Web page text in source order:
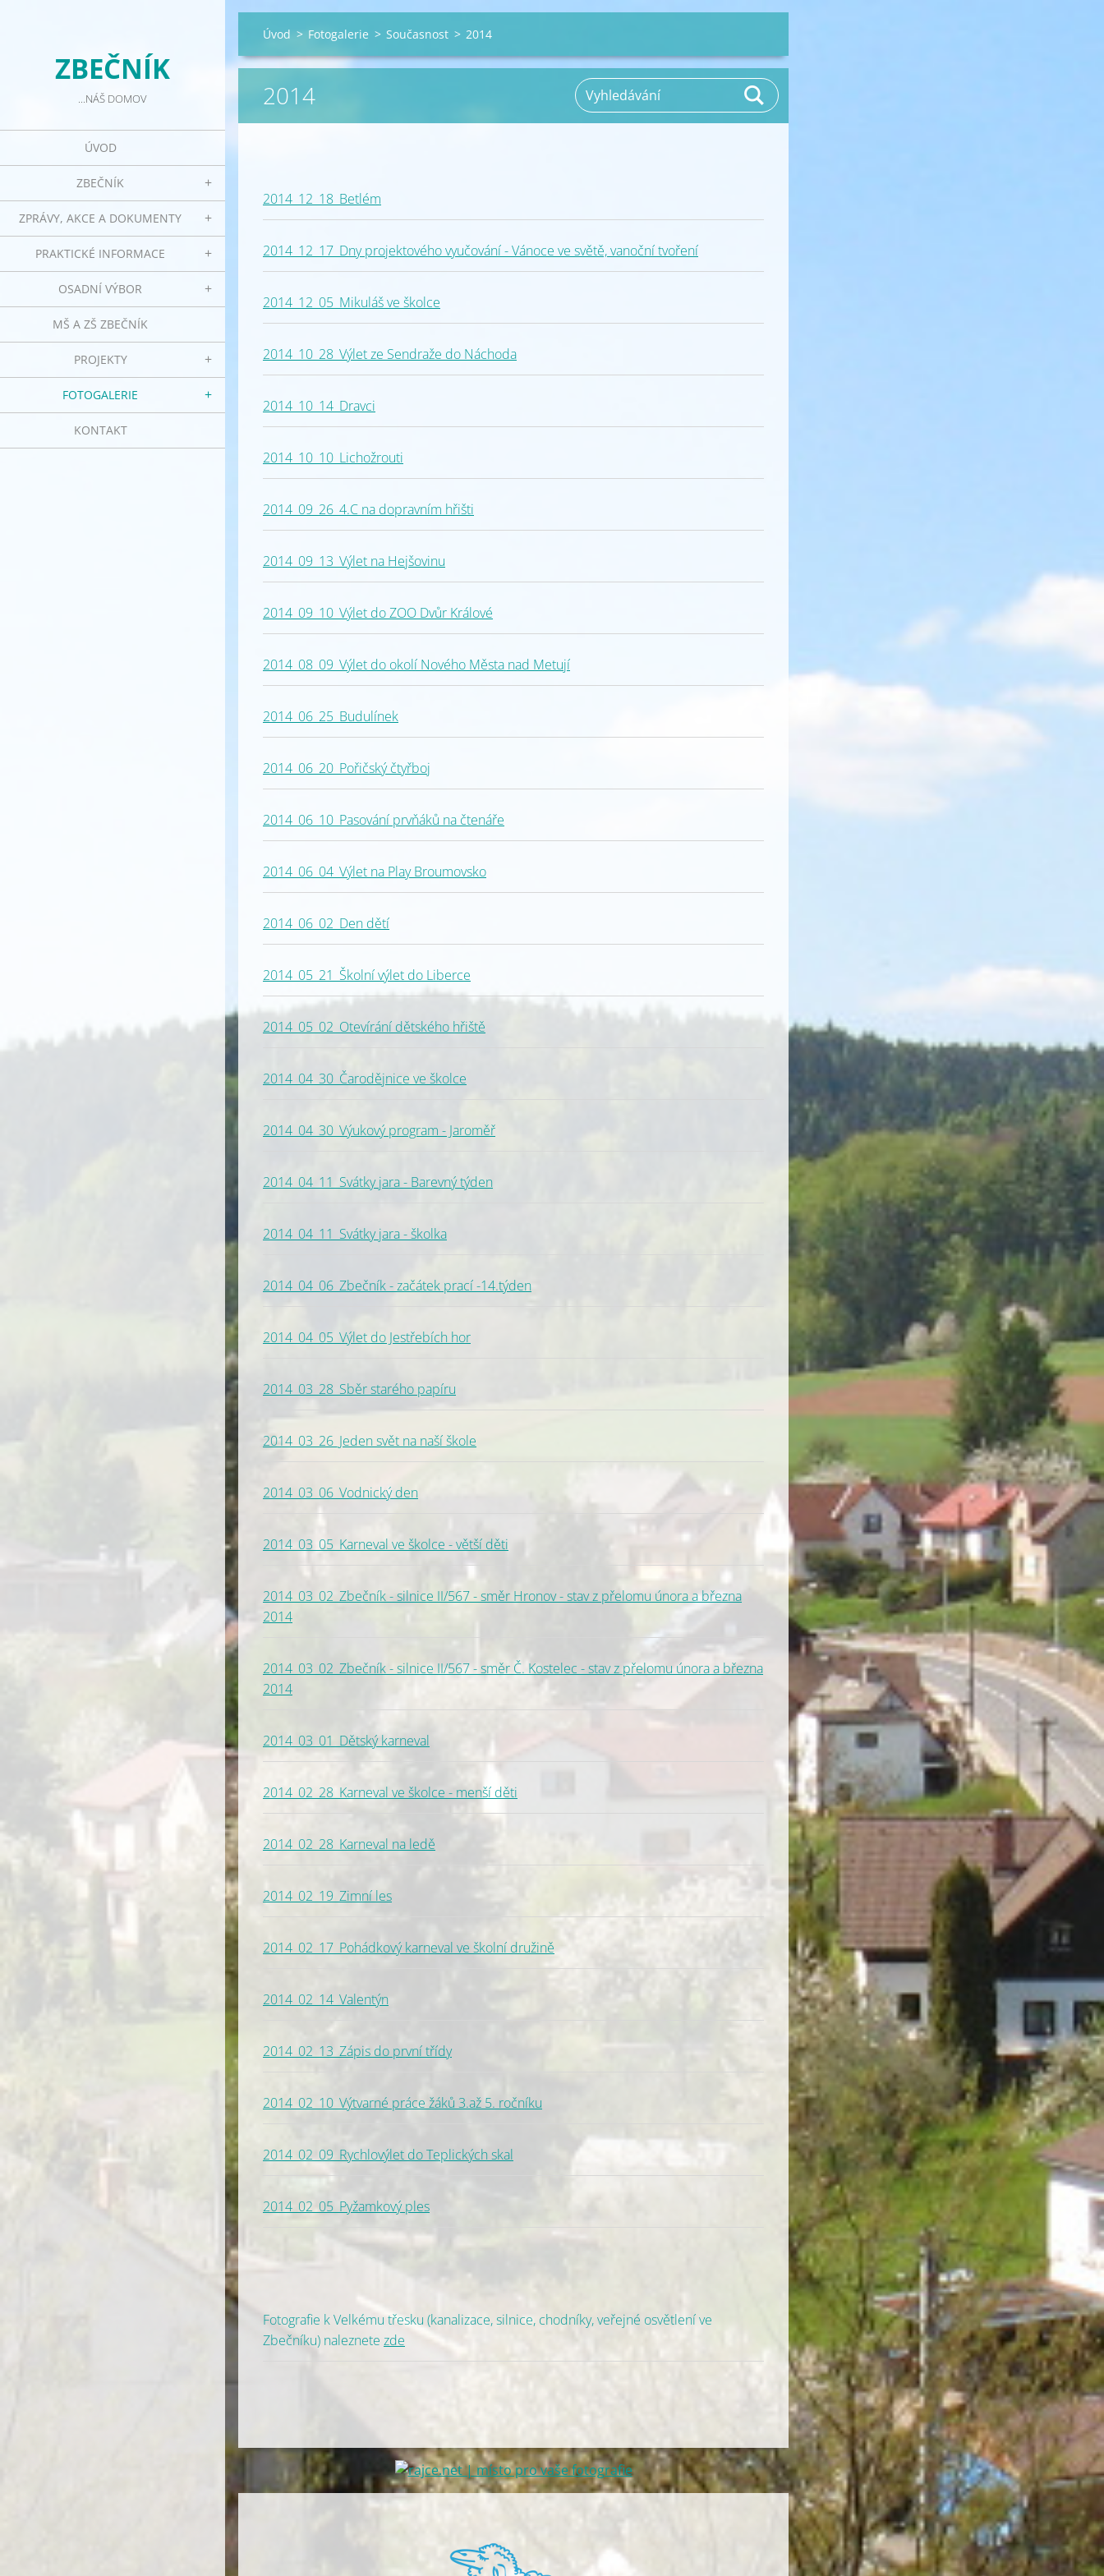
ZBEČNÍK
...NÁŠ DOMOV
ÚVOD
ZBEČNÍK
ZPRÁVY, AKCE A DOKUMENTY
PRAKTICKÉ INFORMACE
OSADNÍ VÝBOR
MŠ A ZŠ ZBEČNÍK
PROJEKTY
FOTOGALERIE
KONTAKT
Úvod > Fotogalerie > Současnost > 2014
2014
2014_12_18_Betlém
2014_12_17_Dny projektového vyučování - Vánoce ve světě, vanoční tvoření
2014_12_05_Mikuláš ve školce
2014_10_28_Výlet ze Sendraže do Náchoda
2014_10_14_Dravci
2014_10_10_Lichožrouti
2014_09_26_4.C na dopravním hřišti
2014_09_13_Výlet na Hejšovinu
2014_09_10_Výlet do ZOO Dvůr Králové
2014_08_09_Výlet do okolí Nového Města nad Metují
2014_06_25_Budulínek
2014_06_20_Pořičský čtyřboj
2014_06_10_Pasování prvňáků na čtenáře
2014_06_04_Výlet na Play Broumovsko
2014_06_02_Den dětí
2014_05_21_Školní výlet do Liberce
2014_05_02_Otevírání dětského hřiště
2014_04_30_Čarodějnice ve školce
2014_04_30_Výukový program - Jaroměř
2014_04_11_Svátky jara - Barevný týden
2014_04_11_Svátky jara - školka
2014_04_06_Zbečník - začátek prací -14.týden
2014_04_05_Výlet do Jestřebích hor
2014_03_28_Sběr starého papíru
2014_03_26_Jeden svět na naší škole
2014_03_06_Vodnický den
2014_03_05_Karneval ve školce - větší děti
2014_03_02_Zbečník - silnice II/567 - směr Hronov - stav z přelomu února a března
2014
2014_03_02_Zbečník - silnice II/567 - směr Č. Kostelec - stav z přelomu února a března
2014
2014_03_01_Dětský karneval
2014_02_28_Karneval ve školce - menší děti
2014_02_28_Karneval na ledě
2014_02_19_Zimní les
2014_02_17_Pohádkový karneval ve školní družině
2014_02_14_Valentýn
2014_02_13_Zápis do první třídy
2014_02_10_Výtvarné práce žáků 3.až 5. ročníku
2014_02_09_Rychlovýlet do Teplických skal
2014_02_05_Pyžamkový ples
Fotografie k Velkému třesku (kanalizace, silnice, chodníky, veřejné osvětlení ve
Zbečníku) naleznete zde